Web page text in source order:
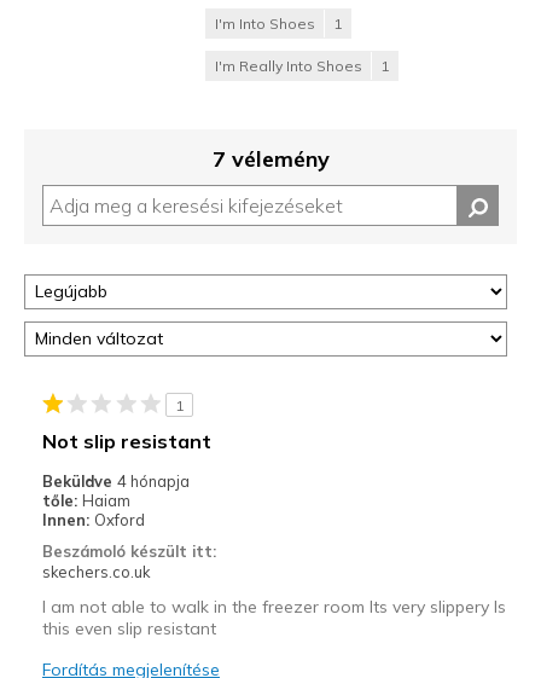
I'm Into Shoes 1
I'm Really Into Shoes 1
7 vélemény
1
Not slip resistant
Beküldve 4 hónapja
tőle: Haiam
Innen: Oxford
Beszámoló készült itt:
skechers.co.uk
I am not able to walk in the freezer room Its very slippery Is
this even slip resistant
Fordítás megjelenítése